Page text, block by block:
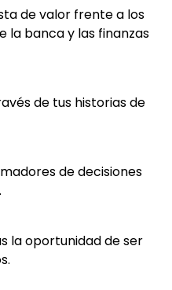
de valor frente a los
la banca y las finanzas
de tus historias de
de decisiones
la oportunidad de ser